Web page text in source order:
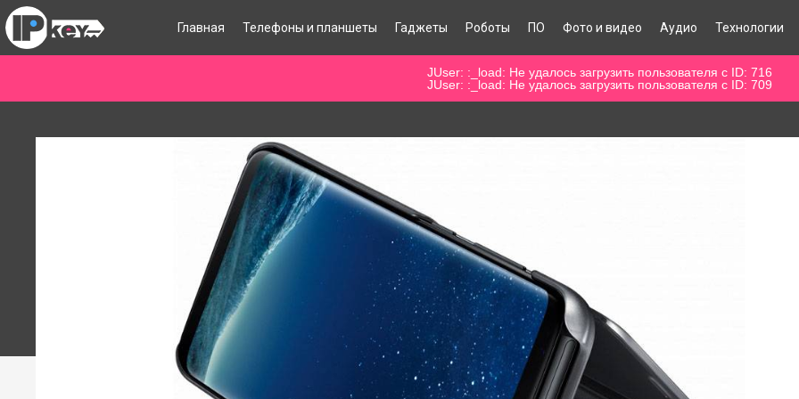
Главная Телефоны и планшеты Гаджеты Роботы ПО Фото и видео Аудио Технологии
JUser: :_load: Не удалось загрузить пользователя с ID: 716
JUser: :_load: Не удалось загрузить пользователя с ID: 709